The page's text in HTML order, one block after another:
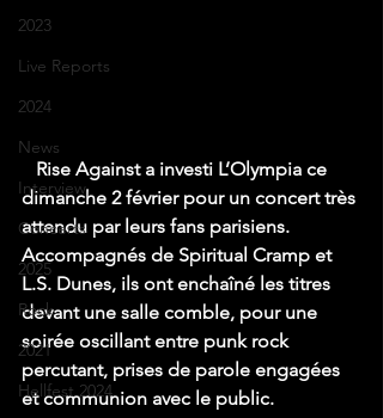
2023
Live Reports
2024
News
Interview
Concerts
2025
Rock
2021
Hellfest 2024
dimanche 2 février pour un concert très
attendu par leurs fans parisiens.
Accompagnés de Spiritual Cramp et
L.S. Dunes, ils ont enchaîné les titres
devant une salle comble, pour une
soirée oscillant entre punk rock
percutant, prises de parole engagées
et communion avec le public.